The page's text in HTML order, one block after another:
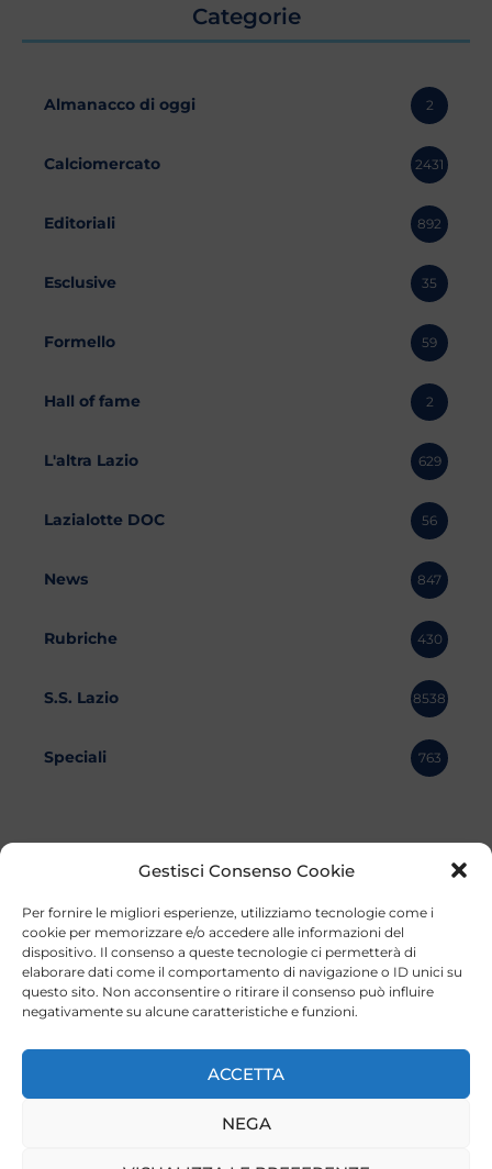
Gestisci Consenso Cookie
Per fornire le migliori esperienze, utilizziamo tecnologie come i
cookie per memorizzare e/o accedere alle informazioni del
dispositivo. Il consenso a queste tecnologie ci permetterà di
elaborare dati come il comportamento di navigazione o ID unici su
questo sito. Non acconsentire o ritirare il consenso può influire
negativamente su alcune caratteristiche e funzioni.
ACCETTA
NEGA
Categorie
Almanacco di oggi 2
Calciomercato 2431
Editoriali 892
Esclusive 35
Formello 59
Hall of fame 2
L'altra Lazio 629
Lazialotte DOC 56
News 847
Rubriche 430
S.S. Lazio 8538
Speciali 763
©2023 Tutti i diritti riservatiLazio Live TV